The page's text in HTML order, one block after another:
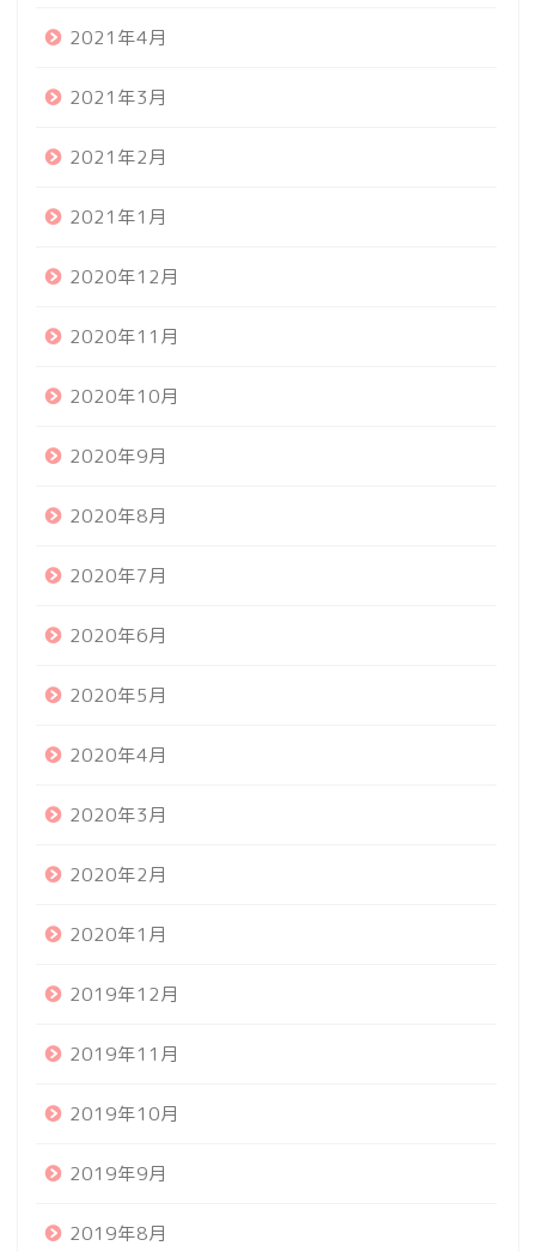
2021年4月
2021年3月
2021年2月
2021年1月
2020年12月
2020年11月
2020年10月
2020年9月
2020年8月
2020年7月
2020年6月
2020年5月
2020年4月
2020年3月
2020年2月
2020年1月
2019年12月
2019年11月
2019年10月
2019年9月
2019年8月